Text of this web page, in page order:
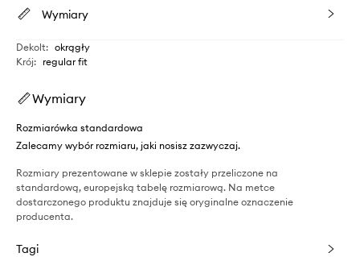
Wymiary
Dekolt: okrągły
Krój: regular fit
Wymiary
Rozmiarówka standardowa
Zalecamy wybór rozmiaru, jaki nosisz zazwyczaj.
Rozmiary prezentowane w sklepie zostały przeliczone na
standardową, europejską tabelę rozmiarową. Na metce
dostarczonego produktu znajduje się oryginalne oznaczenie
producenta.
Tagi